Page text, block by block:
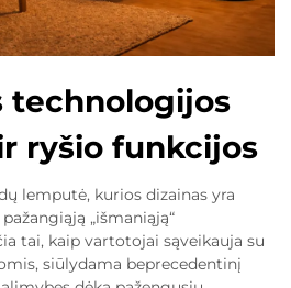
technologijos
ryšio funkcijos
lemputė, kurios dizainas yra
„išmaniąją“
tai, kaip vartotojai sąveikauja su
siūlydama beprecedentinį